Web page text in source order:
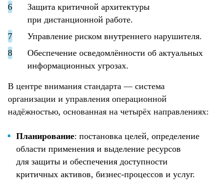
Защита критичной архитектуры
при дистанционной работе.
Управление риском внутреннего нарушителя.
Обеспечение осведомлённости об актуальных
информационных угрозах.
В центре внимания стандарта — система
организации и управления операционной
надёжностью, основанная на четырёх направлениях:
Планирование: постановка целей, определение
области применения и выделение ресурсов
для защиты и обеспечения доступности
критичных активов, бизнес-процессов и услуг.